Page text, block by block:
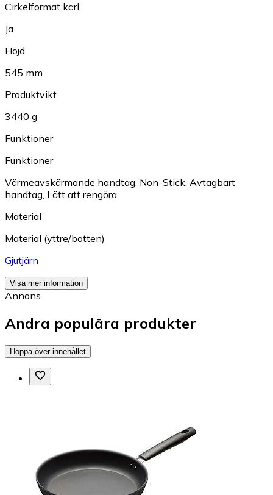
Cirkelformat kärl
Ja
Höjd
545 mm
Produktvikt
3440 g
Funktioner
Funktioner
Värmeavskärmande handtag, Non-Stick, Avtagbart
handtag, Lätt att rengöra
Material
Material (yttre/botten)
Gjutjärn
Visa mer information
Annons
Andra populära produkter
Hoppa över innehållet